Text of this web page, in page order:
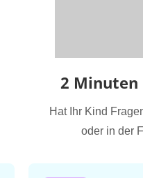
2 Minuten
Hat Ihr Kind
oder in der